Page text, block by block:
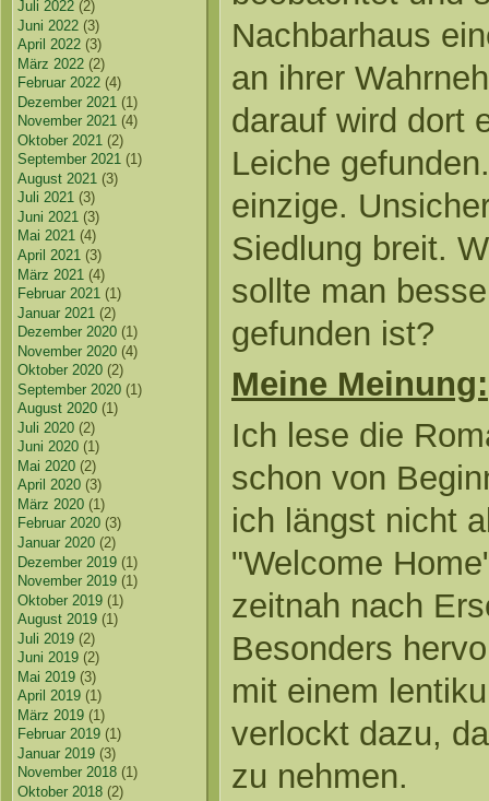
Juli 2022 (2)
Juni 2022 (3)
April 2022 (3)
März 2022 (2)
Februar 2022 (4)
Dezember 2021 (1)
November 2021 (4)
Oktober 2021 (2)
September 2021 (1)
August 2021 (3)
Juli 2021 (3)
Juni 2021 (3)
Mai 2021 (4)
April 2021 (3)
März 2021 (4)
Februar 2021 (1)
Januar 2021 (2)
Dezember 2020 (1)
November 2020 (4)
Oktober 2020 (2)
September 2020 (1)
August 2020 (1)
Juli 2020 (2)
Juni 2020 (1)
Mai 2020 (2)
April 2020 (3)
März 2020 (1)
Februar 2020 (3)
Januar 2020 (2)
Dezember 2019 (1)
November 2019 (1)
Oktober 2019 (1)
August 2019 (1)
Juli 2019 (2)
Juni 2019 (2)
Mai 2019 (3)
April 2019 (1)
März 2019 (1)
Februar 2019 (1)
Januar 2019 (3)
November 2018 (1)
Oktober 2018 (2)
Nachbarhaus
an ihrer
darauf wird dort
Leiche
einzige.
Siedlung breit.
sollte man
gefunden ist?
Meine Meinung:
Ich lese die
schon von
ich längst nicht
"Welcome
zeitnah nach
Besonders
mit einem
verlockt dazu,
zu nehmen.